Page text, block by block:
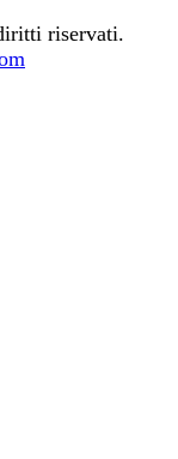
riservati.